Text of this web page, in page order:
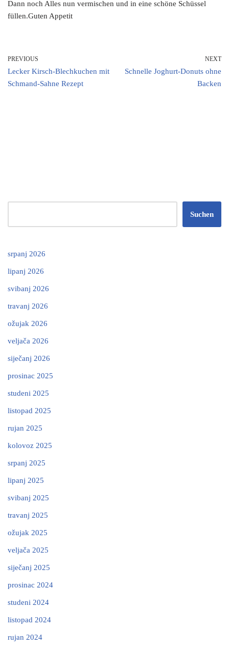
Dann noch Alles nun vermischen und in eine schöne Schüssel
füllen.Guten Appetit
PREVIOUS
Lecker Kirsch-Blechkuchen mit
Schmand-Sahne Rezept
NEXT
Schnelle Joghurt-Donuts ohne
Backen
Suchen
srpanj 2026
lipanj 2026
svibanj 2026
travanj 2026
ožujak 2026
veljača 2026
siječanj 2026
prosinac 2025
studeni 2025
listopad 2025
rujan 2025
kolovoz 2025
srpanj 2025
lipanj 2025
svibanj 2025
travanj 2025
ožujak 2025
veljača 2025
siječanj 2025
prosinac 2024
studeni 2024
listopad 2024
rujan 2024